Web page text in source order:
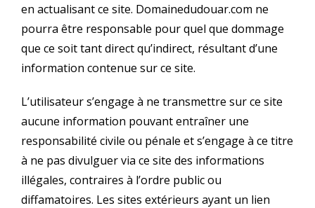
en actualisant ce site. Domainedudouar.com ne
pourra être responsable pour quel que dommage
que ce soit tant direct qu’indirect, résultant d’une
information contenue sur ce site.
L’utilisateur s’engage à ne transmettre sur ce site
aucune information pouvant entraîner une
responsabilité civile ou pénale et s’engage à ce titre
à ne pas divulguer via ce site des informations
illégales, contraires à l’ordre public ou
diffamatoires. Les sites extérieurs ayant un lien